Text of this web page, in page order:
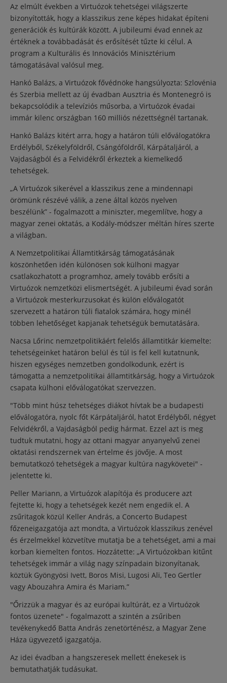
Az elmúlt években a Virtuózok tehetségei világszerte
bizonyították, hogy a klasszikus zene képes hidakat építeni
generációk és kultúrák között. A jubileumi évad ennek az
értéknek a továbbadását és erősítését tűzte ki célul. A
program a Kulturális és Innovációs Minisztérium
támogatásával valósul meg.
Hankó Balázs, a Virtuózok fővédnöke hangsúlyozta: Szlovénia
és Szerbia mellett az új évadban Ausztria és Montenegró is
bekapcsolódik a televíziós műsorba, a Virtuózok évadai
immár kilenc országban 160 milliós nézettségnél tartanak.
Hankó Balázs kitért arra, hogy a határon túli előválogatókra
Erdélyből, Székelyföldről, Csángóföldről, Kárpátaljáról, a
Vajdaságból és a Felvidékről érkeztek a kiemelkedő
tehetségek.
„A Virtuózok sikerével a klasszikus zene a mindennapi
örömünk részévé válik, a zene által közös nyelven
beszélünk” - fogalmazott a miniszter, megemlítve, hogy a
magyar zenei oktatás, a Kodály-módszer méltán híres szerte
a világban.
A Nemzetpolitikai Államtitkárság támogatásának
köszönhetően idén különösen sok külhoni magyar
csatlakozhatott a programhoz, amely tovább erősíti a
Virtuózok nemzetközi elismertségét. A jubileumi évad során
a Virtuózok mesterkurzusokat és külön előválogatót
szervezett a határon túli fiatalok számára, hogy minél
többen lehetőséget kapjanak tehetségük bemutatására.
Nacsa Lőrinc nemzetpolitikáért felelős államtitkár kiemelte:
tehetségeinket határon belül és túl is fel kell kutatnunk,
hiszen egységes nemzetben gondolkodunk, ezért is
támogatta a nemzetpolitikai államtitkárság, hogy a Virtuózok
csapata külhoni előválogatókat szervezzen.
"Több mint húsz tehetséges diákot hívtak be a budapesti
előválogatóra, nyolc főt Kárpátaljáról, hatot Erdélyből, négyet
Felvidékről, a Vajdaságból pedig hármat. Ezzel azt is meg
tudtuk mutatni, hogy az ottani magyar anyanyelvű zenei
oktatási rendszernek van értelme és jövője. A most
bemutatkozó tehetségek a magyar kultúra nagykövetei" -
jelentette ki.
Peller Mariann, a Virtuózok alapítója és producere azt
fejtette ki, hogy a tehetségek kezét nem engedik el. A
zsűritagok közül Keller András, a Concerto Budapest
főzeneigazgatója azt mondta, a Virtuózok klasszikus zenével
és érzelmekkel közvetítve mutatja be a tehetséget, ami a mai
korban kiemelten fontos. Hozzátette: „A Virtuózokban kitűnt
tehetségek immár a világ nagy színpadain bizonyítanak,
köztük Gyöngyösi Ivett, Boros Misi, Lugosi Ali, Teo Gertler
vagy Abouzahra Amira és Mariam.”
"Őrizzük a magyar és az európai kultúrát, ez a Virtuózok
fontos üzenete" - fogalmazott a szintén a zsűriben
tevékenykedő Batta András zenetörténész, a Magyar Zene
Háza ügyvezető igazgatója.
Az idei évadban a hangszeresek mellett énekesek is
bemutathatják tudásukat.